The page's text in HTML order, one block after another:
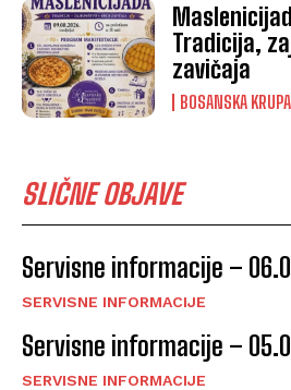
Tradicija,
zavičaja
BOSANSKA KRUPA
SLIČNE OBJAVE
Servisne informacije –
SERVISNE INFORMACIJE
Servisne informacije –
SERVISNE INFORMACIJE